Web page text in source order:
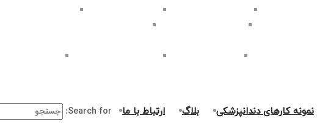
جراحی فک در غرب تهران
بلیچینگ دندان در غرب تهران لمینت دندان در غرب تهران کامپوزیت دندان در غرب
روکش دندان در غرب تهران
اصلاح طرح لبخند در غرب تهران
پر کردن دندان در غرب تهران
جراحی دندان در غرب تهران درمان ریشه دندان در غرب تهران جراحی لثه در غرب
نمونه کارهای دندانپزشکی بلاگ ارتباط با ما Search for: